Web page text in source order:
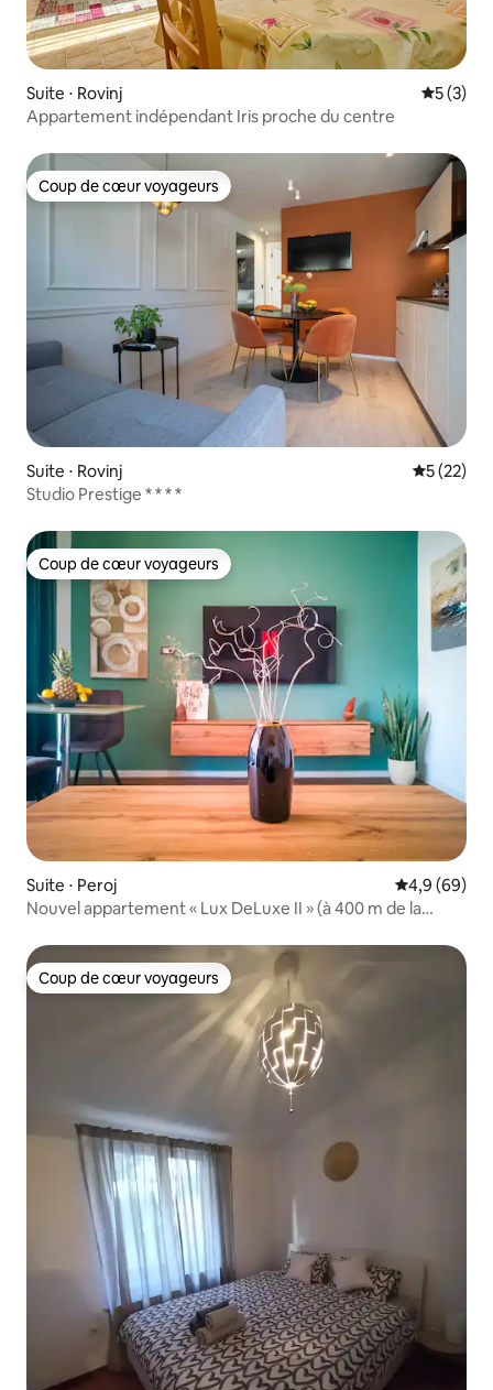
Suite ⋅ Rovinj
5 (3)
Appartement indépendant Iris proche du centre
Coup de cœur voyageurs
Coup de cœur voyageurs
Suite ⋅ Rovinj
5 (22)
Studio Prestige * * * *
Coup de cœur voyageurs
Coup de cœur voyageurs
Suite ⋅ Peroj Évaluation
4,9 (69)
Nouvel appartement « Lux DeLuxe II » (à 400 m de la
Coup de cœur voyageurs
Coup de cœur voyageurs